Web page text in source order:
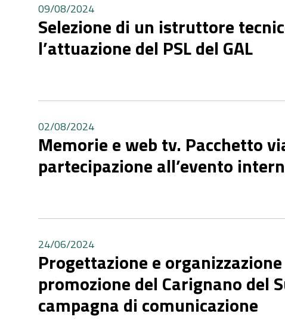
09/08/2024
Selezione di un istruttore
l’attuazione del PSL del GAL
02/08/2024
Memorie e web tv. Pacchetto
partecipazione all’evento
24/06/2024
Progettazione e
promozione del Carignano del
campagna di comunicazione